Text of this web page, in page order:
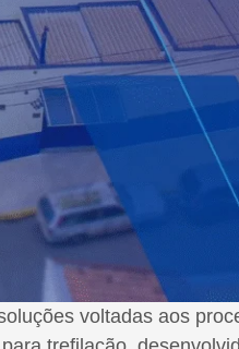
voltadas aos